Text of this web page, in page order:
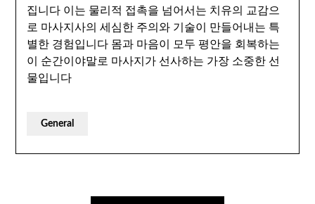
집니다 이는 물리적 접촉을 넘어서는 치유의 교감으
로 마사지사의 세심한 주의와 기술이 만들어내는 특
별한 경험입니다 몸과 마음이 모두 평안을 회복하는
이 순간이야말로 마사지가 선사하는 가장 소중한 선
물입니다
General